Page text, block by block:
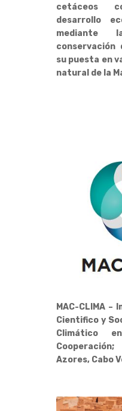
cetáceos
desarrollo
mediante
conservación
su puesta en
natural de la
MAC-CLIMA
Cientifico y
Climático
Azores, Cabo